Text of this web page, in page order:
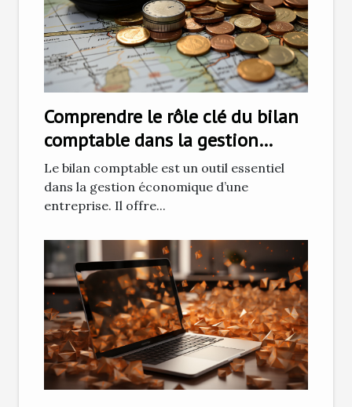
Comprendre le rôle clé du bilan
comptable dans la gestion
économique d'une entreprise
Le bilan comptable est un outil essentiel
dans la gestion économique d’une
entreprise. Il offre...